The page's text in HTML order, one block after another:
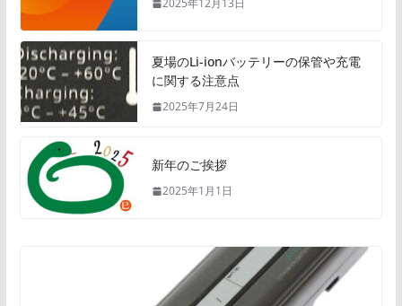
2025年12月13日
夏場のLi-ionバッテリーの保管や充電
に関する注意点
2025年7月24日
新年のご挨拶
2025年1月1日